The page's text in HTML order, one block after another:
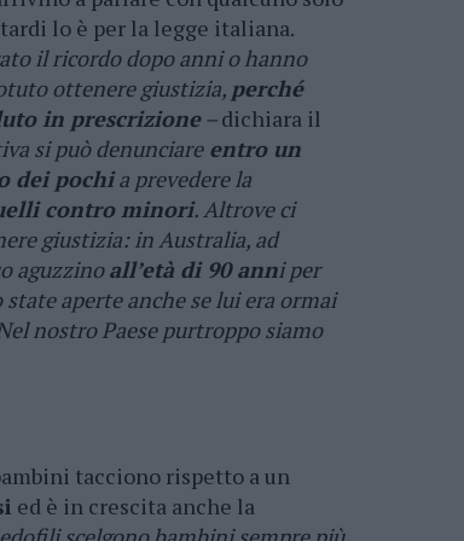
lo è per la legge italiana.
il ricordo dopo anni o hanno
ottenere giustizia, perché
in prescrizione–dichiara il
si può denunciareentro un
dei pochia prevedere la
contro minori. Altrove ci
giustizia: in Australia, ad
aguzzinoall’età di 90 anni per
aperte anche se lui era ormai
nostro Paese purtroppo siamo
tacciono rispetto a un
ed è in crescita anche la